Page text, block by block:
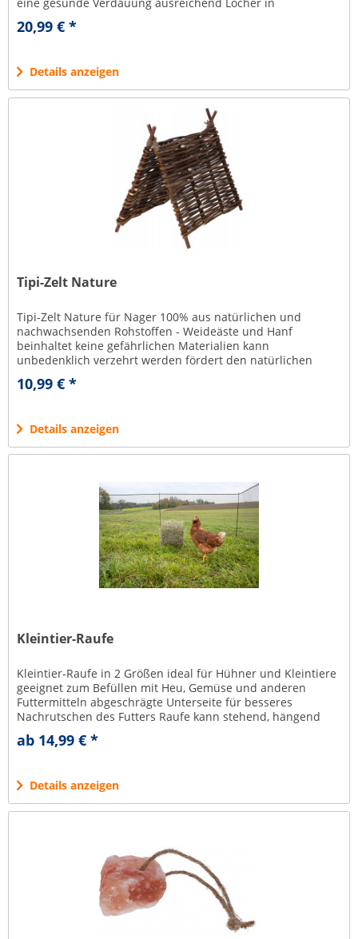
20,99 € *
Details anzeigen
Tipi-Zelt Nature
Tipi-Zelt Nature für Nager 100% aus natürlichen und
nachwachsenden Rohstoffen - Weideäste und Hanf
beinhaltet keine gefährlichen Materialien kann
unbedenklich verzehrt werden fördert den natürlichen
10,99 € *
Details anzeigen
Kleintier-Raufe
Kleintier-Raufe in 2 Größen ideal für Hühner und Kleintiere
geeignet zum Befüllen mit Heu, Gemüse und anderen
Futtermitteln abgeschrägte Unterseite für besseres
Nachrutschen des Futters Raufe kann stehend, hängend
oder als zwei separate...
ab 14,99 € *
Details anzeigen